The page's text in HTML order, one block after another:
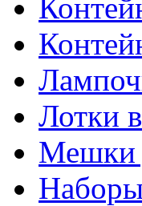
Лотки
Мешки